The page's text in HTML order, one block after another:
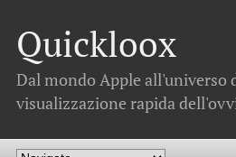
Quickloox
Dal mondo Apple all'universo
visualizzazione rapida